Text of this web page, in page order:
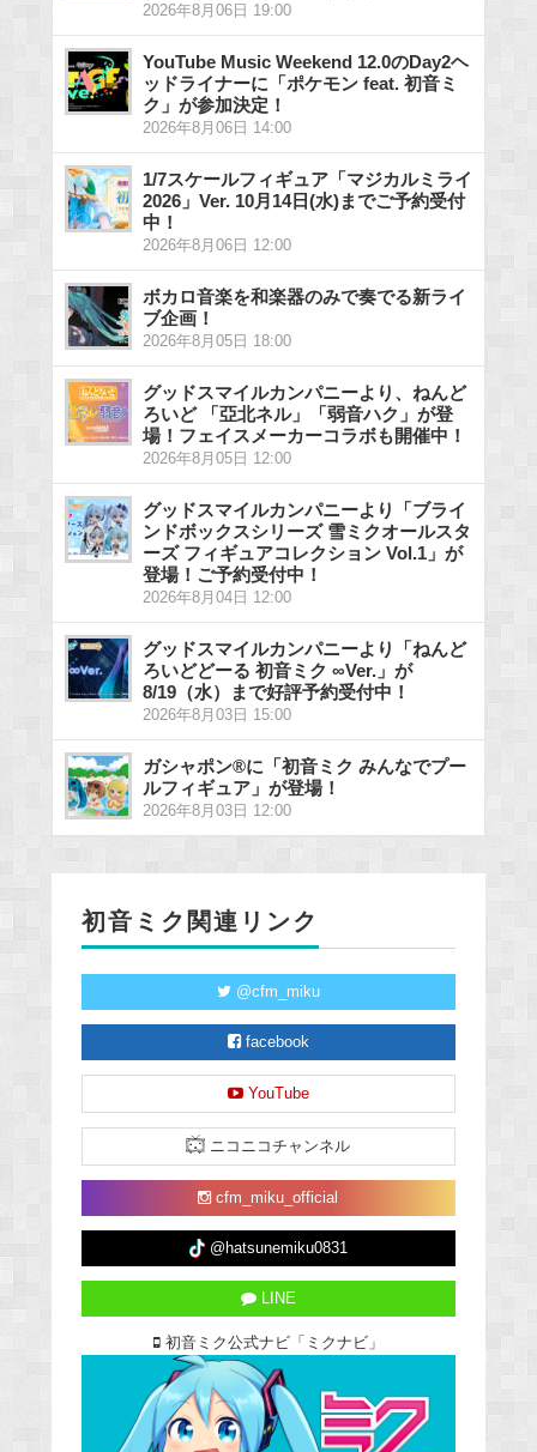
2026年8月06日 19:00
YouTube Music Weekend 12.0のDay2ヘ
ッドライナーに「ポケモン feat. 初音ミ
ク」が参加決定！
2026年8月06日 14:00
1/7スケールフィギュア「マジカルミライ
2026」Ver. 10月14日(水)までご予約受付
中！
2026年8月06日 12:00
ボカロ音楽を和楽器のみで奏でる新ライ
ブ企画！
2026年8月05日 18:00
グッドスマイルカンパニーより、ねんど
ろいど 「亞北ネル」「弱音ハク」が登
場！フェイスメーカーコラボも開催中！
2026年8月05日 12:00
グッドスマイルカンパニーより「ブライ
ンドボックスシリーズ 雪ミクオールスタ
ーズ フィギュアコレクション Vol.1」が
登場！ご予約受付中！
2026年8月04日 12:00
グッドスマイルカンパニーより「ねんど
ろいどどーる 初音ミク ∞Ver.」が
8/19（水）まで好評予約受付中！
2026年8月03日 15:00
ガシャポン®に「初音ミク みんなでプー
ルフィギュア」が登場！
2026年8月03日 12:00
初音ミク関連リンク
@cfm_miku
facebook
YouTube
ニコニコチャンネル
cfm_miku_official
@hatsunemiku0831
LINE
初音ミク公式ナビ「ミクナビ」